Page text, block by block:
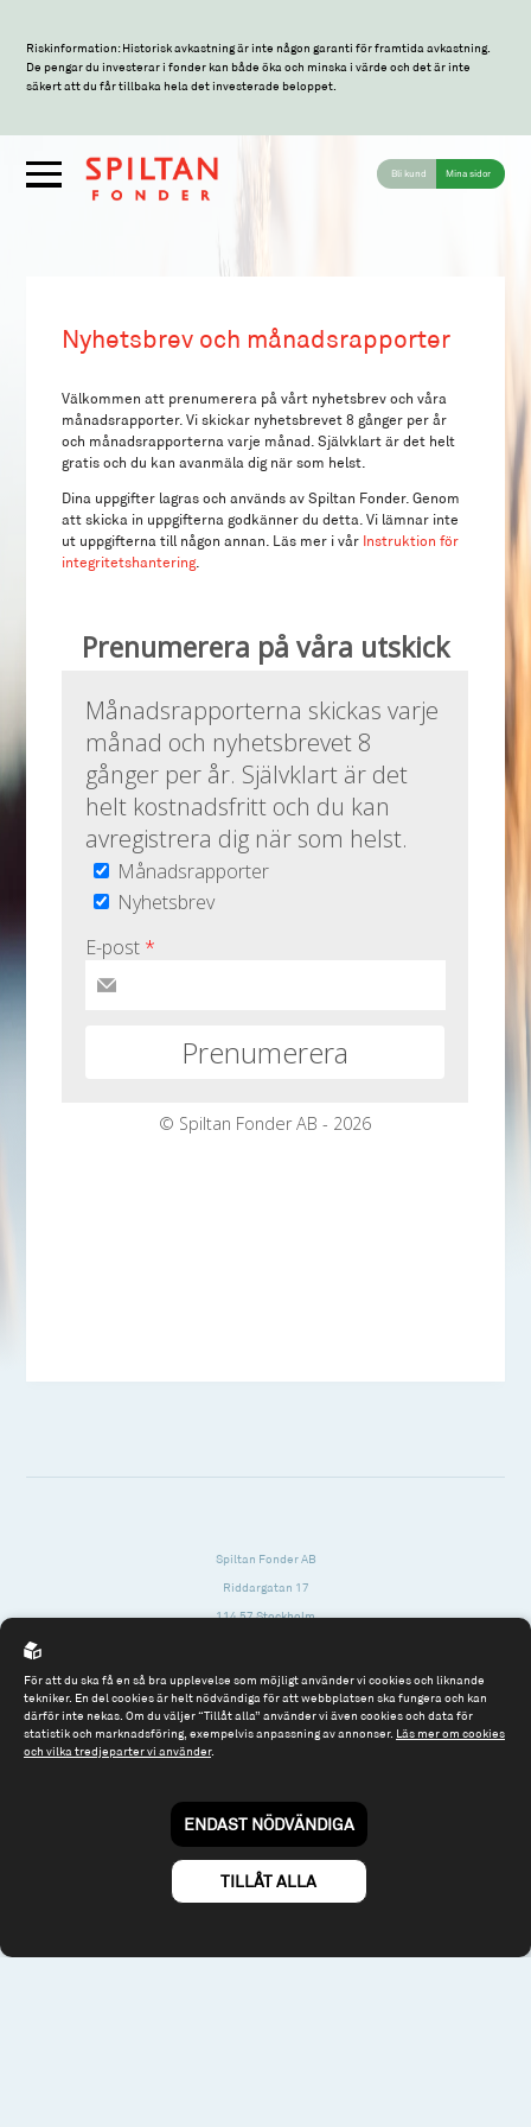
Riskinformation: Historisk avkastning är inte någon garanti för framtida avkastning.
De pengar du investerar i fonder kan både öka och minska i värde och det är inte
säkert att du får tillbaka hela det investerade beloppet.
Bli kund Mina sidor
Nyhetsbrev och månadsrapporter
Välkommen att prenumerera på vårt nyhetsbrev och våra
månadsrapporter. Vi skickar nyhetsbrevet 8 gånger per år
och månadsrapporterna varje månad. Självklart är det helt
gratis och du kan avanmäla dig när som helst.
Dina uppgifter lagras och används av Spiltan Fonder. Genom
att skicka in uppgifterna godkänner du detta. Vi lämnar inte
ut uppgifterna till någon annan. Läs mer i vår Instruktion för
integritetshantering.
Spiltan Fonder AB
Riddargatan 17
114 57 Stockholm
Tel: 08 - 545 813 40
fonder@spiltanfonder.se
Till spiltan.se
© 2026 - Spiltan Fonder AB
By Sphinxly
För att du ska få en så bra upplevelse som möjligt använder vi cookies och liknande
tekniker. En del cookies är helt nödvändiga för att webbplatsen ska fungera och kan
därför inte nekas. Om du väljer “Tillåt alla” använder vi även cookies och data för
statistik och marknadsföring, exempelvis anpassning av annonser. Läs mer om cookies
och vilka tredjeparter vi använder.
ENDAST NÖDVÄNDIGA
TILLÅT ALLA